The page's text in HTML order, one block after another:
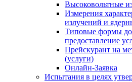
Высоковольтные
Измерения
излучений и
Типовые формы
предоставление
Прейскурант на
(услуги)
Онлайн-Заявка
Испытания в целях